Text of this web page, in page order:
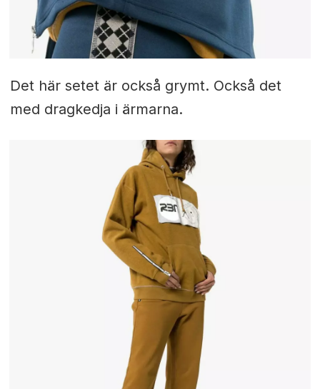
Det här setet är också grymt. Också det
med dragkedja i ärmarna.